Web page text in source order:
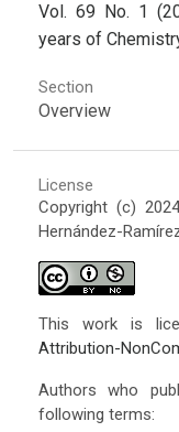
Vol. 69 No. 1
years of
Section
Overview
License
Copyright (c)
Hernández-
This work is
Attribution-
Authors who
following terms: